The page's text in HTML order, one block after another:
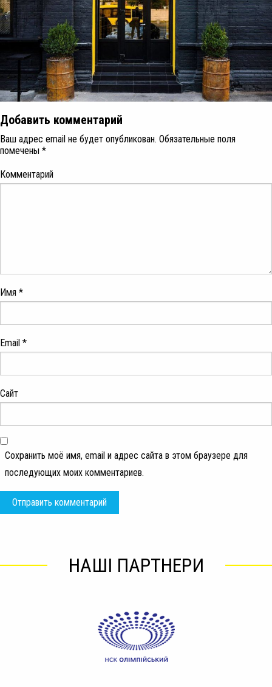
Добавить комментарий
Ваш адрес email не будет опубликован. Обязательные поля
помечены *
Комментарий
Имя *
Email *
Сайт
Сохранить моё имя, email и адрес сайта в этом браузере для
последующих моих комментариев.
НАШІ ПАРТНЕРИ